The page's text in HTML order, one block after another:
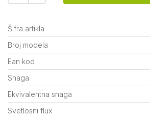
Šifra artikla
Broj modela
Ean kod
Snaga
Ekvivalentna snaga
Svetlosni flux